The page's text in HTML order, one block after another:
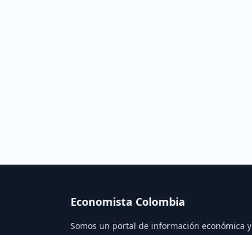
Economista Colombia
Somos un portal de información económica y